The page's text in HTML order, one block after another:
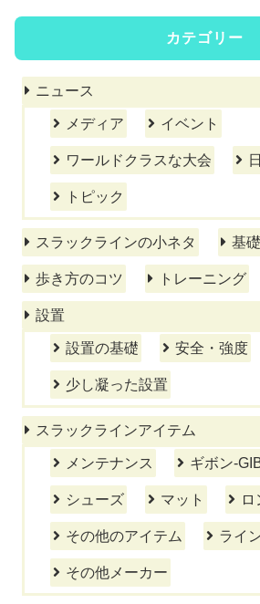
カテゴリー
ニュース
メディア イベント
ワールドクラスな大会
トピック
スラックラインの小ネタ 基
歩き方のコツ トレーニング
設置
設置の基礎 安全・強度
少し凝った設置
スラックラインアイテム
メンテナンス ギボン-
シューズ マット
その他のアイテム ライ
その他メーカー